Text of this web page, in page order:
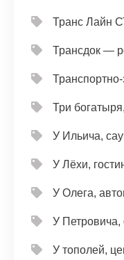
Транс Лайн
Трансдок —
Три
У Ильича,
У Лёхи,
У Олега,
У Петровича,
У тополей,